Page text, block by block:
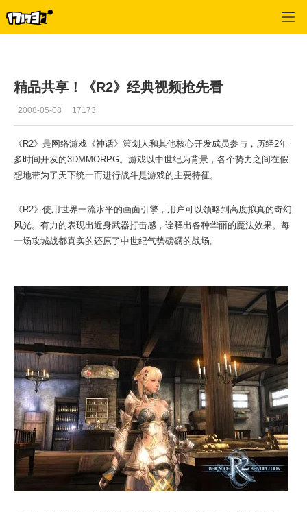
精品共享！《R2》经典视频抢先看
2008-05-08 17173
《R2》是网络游戏《神话》策划人和其他核心开发成员参与，历经2年
多时间开发的3DMMORPG。游戏以中世纪为背景，各个势力之间在假
想地带为了天下统一而进行战斗是游戏的主要特征。
《R2》使用世界一流水平的画面引擎，用户可以领略到高度拟真的奇幻
风光。有力的表现出近身武器打击感，诠释出各种华丽的魔法效果。每
一场攻城战都真实的还原了中世纪气势磅礴的战场。